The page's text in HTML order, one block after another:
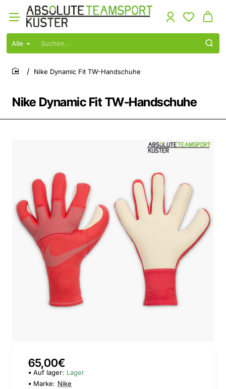
Alle
Suchen...
Nike Dynamic Fit TW-Handschuhe
home
Nike Dynamic Fit TW-Handschuhe
65,00€
Auf lager: Lager
Marke: Nike